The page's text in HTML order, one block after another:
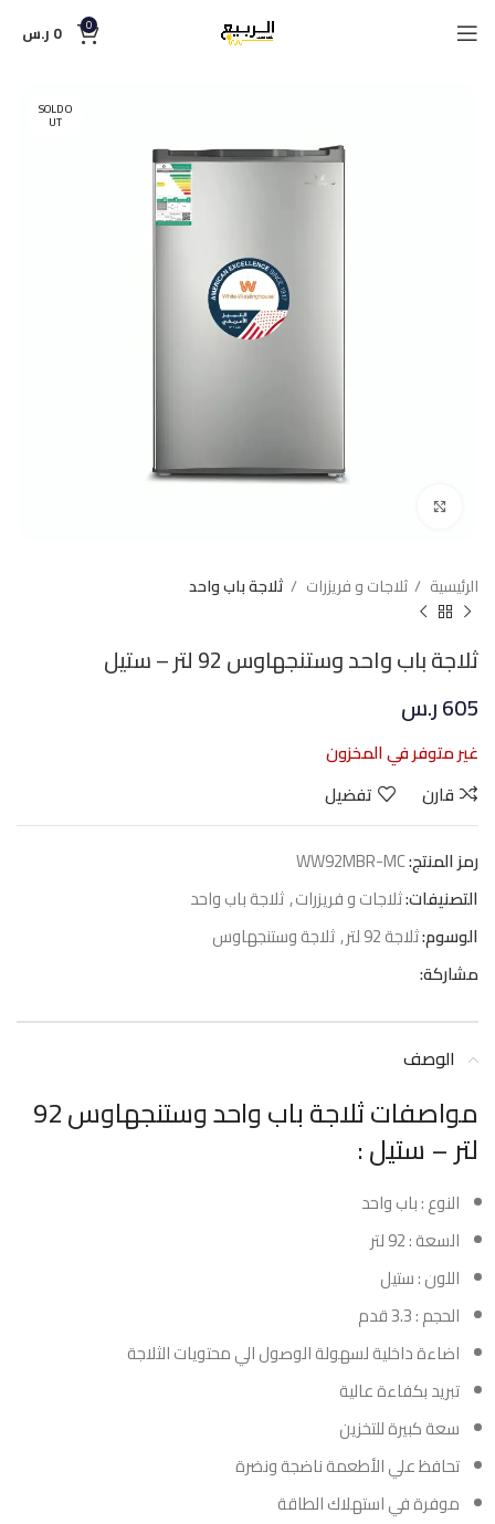
0
0 ر.س
SOLD O
UT
الرئيسية ثلاجات و فريزرات ثلاجة باب واحد
ثلاجة باب واحد وستنجهاوس 92 لتر – ستيل
605ر.س
غير متوفر في المخزون
قارن
تفضيل
رمز المنتج:WW92MBR-MC
التصنيفات:ثلاجات و فريزرات,ثلاجة باب واحد
الوسوم:ثلاجة 92 لتر ,ثلاجة وستنجهاوس
مشاركة:
الوصف
مواصفات ثلاجة باب واحد وستنجهاوس 92
لتر – ستيل :
النوع : باب واحد
السعة : 92 لتر
اللون : ستيل
الحجم : 3.3 قدم
اضاءة داخلية لسهولة الوصول الي محتويات الثلاجة
تبريد بكفاءة عالية
سعة كبيرة للتخزين
تحافظ علي الأطعمة ناضجة ونضرة
موفرة في استهلاك الطاقة